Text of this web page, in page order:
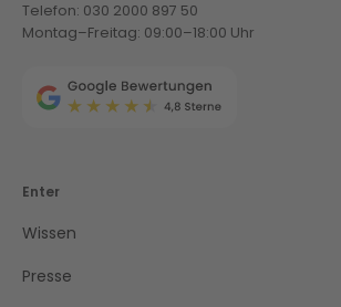
Telefon: 030 2000 897 50
Montag–Freitag: 09:00–18:00 Uhr
Enter
Wissen
Presse